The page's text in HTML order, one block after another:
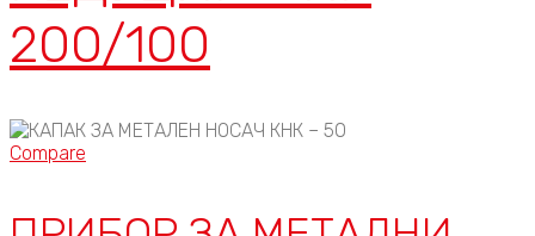
200/100
Compare